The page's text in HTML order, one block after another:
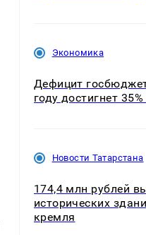
Экономика
Дефицит
году достигнет
Новости Татарстана
174,4 млн рублей
исторических
кремля